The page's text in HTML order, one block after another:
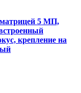
матрицей 5 МП,
крепление на